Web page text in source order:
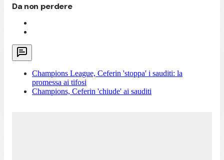
Da non perdere
Champions League, Ceferin 'stoppa' i sauditi: la
promessa ai tifosi
Champions, Ceferin 'chiude' ai sauditi